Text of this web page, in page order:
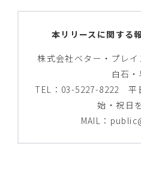
本リリースに関する
株式会社ベター・プレ
白石・
TEL：03-5227-8222 平
始・祝日
MAIL：